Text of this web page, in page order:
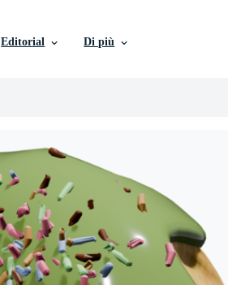
Editorial Di più